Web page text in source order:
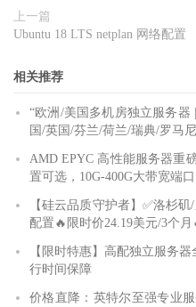
上一篇
Ubuntu 18 LTS netplan 网络配置
相关推荐
“欧洲/美国多机房独立服务器
国/英国/芬兰/荷兰/瑞典/罗马
AMD EPYC 高性能服务器重
置可选，10G-400G大带宽端
【硅云品质守护者】✅洛杉
配置🔥限时价24.19美元/3个月
【限时特惠】高配独立服务
行时间保障
价格直降：英特尔至强专业